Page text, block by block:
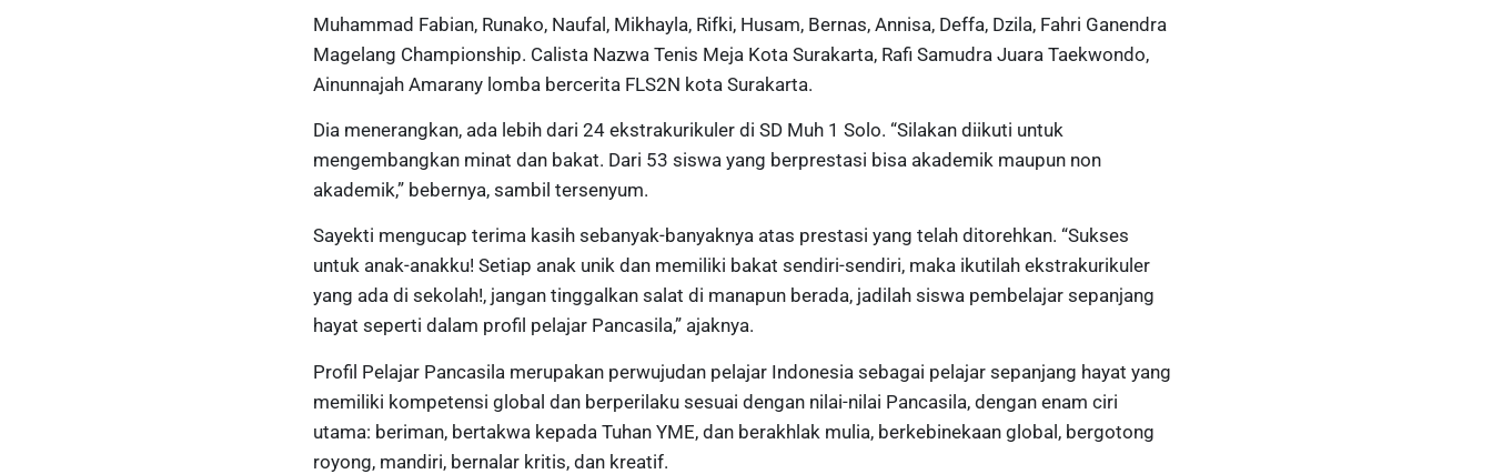
Muhammad Fabian, Runako, Naufal, Mikhayla, Rifki, Husam, Bernas, Annisa, Deffa, Dzila, Fahri Ganendra
Magelang Championship. Calista Nazwa Tenis Meja Kota Surakarta, Rafi Samudra Juara Taekwondo,
Ainunnajah Amarany lomba bercerita FLS2N kota Surakarta.
Dia menerangkan, ada lebih dari 24 ekstrakurikuler di SD Muh 1 Solo. “Silakan diikuti untuk
mengembangkan minat dan bakat. Dari 53 siswa yang berprestasi bisa akademik maupun non
akademik,” bebernya, sambil tersenyum.
Sayekti mengucap terima kasih sebanyak-banyaknya atas prestasi yang telah ditorehkan. “Sukses
untuk anak-anakku! Setiap anak unik dan memiliki bakat sendiri-sendiri, maka ikutilah ekstrakurikuler
yang ada di sekolah!, jangan tinggalkan salat di manapun berada, jadilah siswa pembelajar sepanjang
hayat seperti dalam profil pelajar Pancasila,” ajaknya.
Profil Pelajar Pancasila merupakan perwujudan pelajar Indonesia sebagai pelajar sepanjang hayat yang
memiliki kompetensi global dan berperilaku sesuai dengan nilai-nilai Pancasila, dengan enam ciri
utama: beriman, bertakwa kepada Tuhan YME, dan berakhlak mulia, berkebinekaan global, bergotong
royong, mandiri, bernalar kritis, dan kreatif.